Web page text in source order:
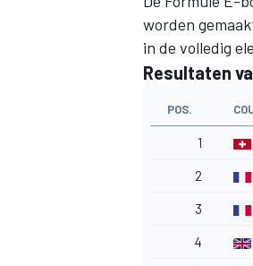
worden
in de volledig
Resultaten
POS.
1
2
3
4